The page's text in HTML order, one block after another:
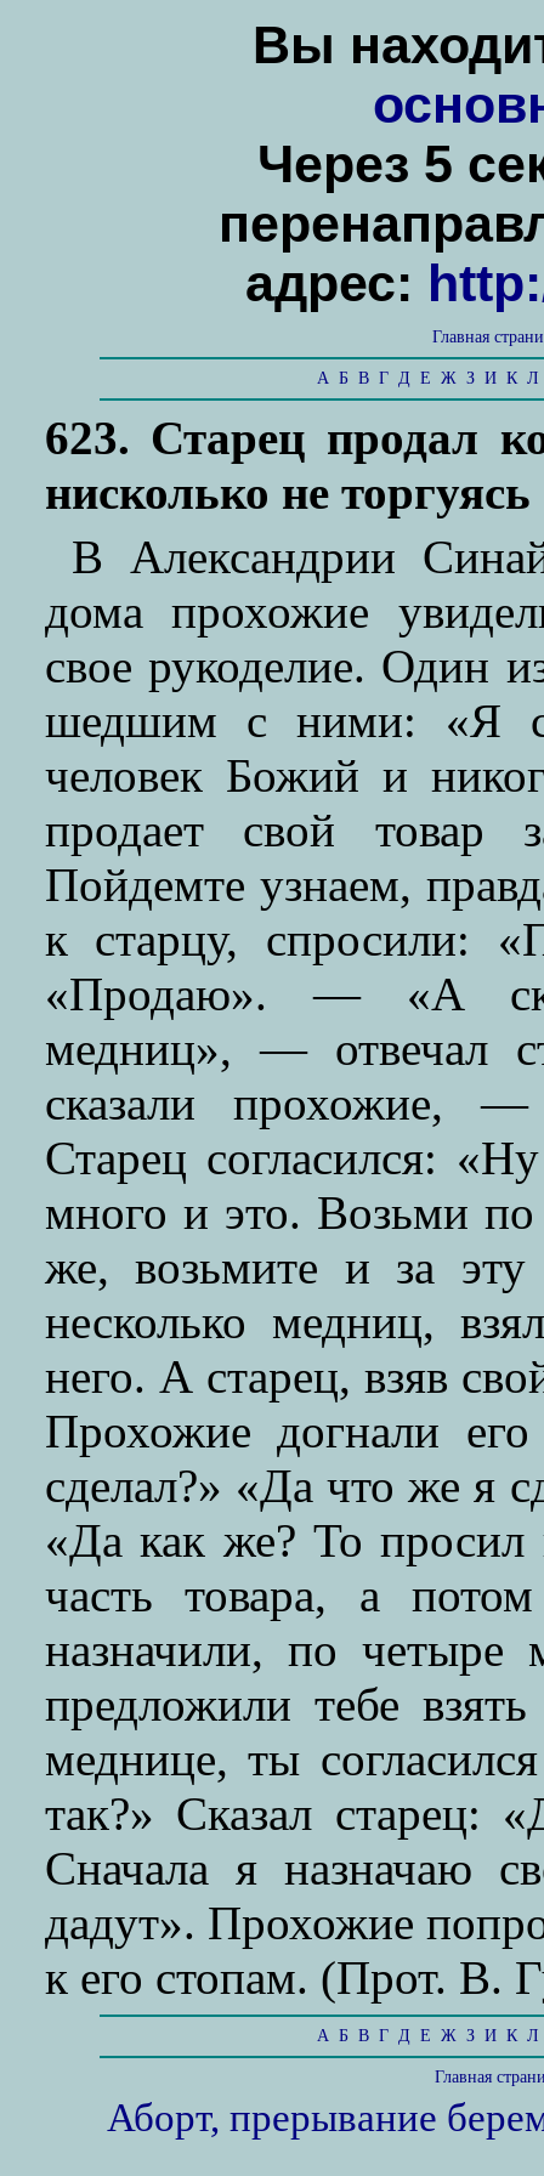
Вы
Через 5
адрес:
Главная
А Б В Г Д Е Ж З И К Л
623. Старец продал
нисколько не торгуясь
В Александрии
дома прохожие
свое рукоделие. Один
шедшим с ними: «Я
человек Божий и
продает свой товар
Пойдемте узнаем,
к старцу, спросили:
«Продаю». — «А
медниц», — отвечал
сказали прохожие,
Старец согласился:
много и это. Возьми
же, возьмите и за
несколько медниц,
него. А старец, взяв
Прохожие догнали
сделал?» «Да что же я
«Да как же? То
часть товара, а
назначили, по
предложили тебе
меднице, ты
так?» Сказал старец:
Сначала я назначаю
дадут». Прохожие
к его стопам. (Прот. В.
А Б В Г Д Е Ж З И К Л
Главная
Аборт, прерывание